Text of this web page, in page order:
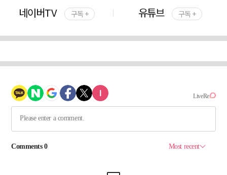
네이버TV 구독 + 유튜브 구독 +